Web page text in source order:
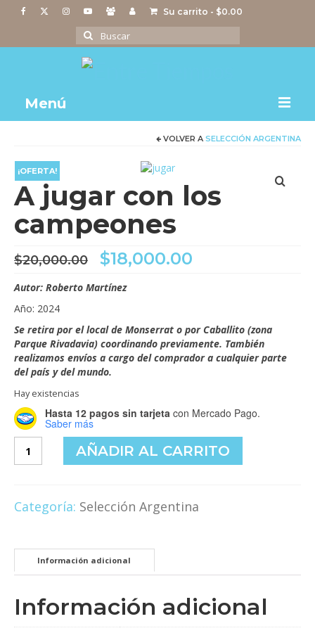
Su carrito - $0.00
Buscar
por:
Menú
Actividades
Imágenes
Videos
Tienda
VOLVER A SELECCIÓN ARGENTINA
¡OFERTA!
A jugar con los
campeones
$20,000.00 El
precio
original
$18,000.00
Autor: Roberto Martínez
Año: 2024
Se retira por el local de Monserrat o por Caballito (zona
Parque Rivadavia) coordinando previamente. También
realizamos envíos a cargo del comprador a cualquier parte
del país y del mundo.
Hay existencias
Hasta 12 pagos sin tarjeta con Mercado Pago.
Saber más
jugar
campeones
cantidad
AÑADIR AL CARRITO
Categoría: Selección Argentina
Información adicional
Información adicional